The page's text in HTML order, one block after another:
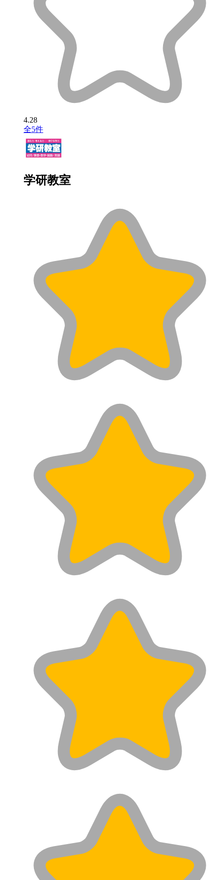
4.28
全5件
学研教室